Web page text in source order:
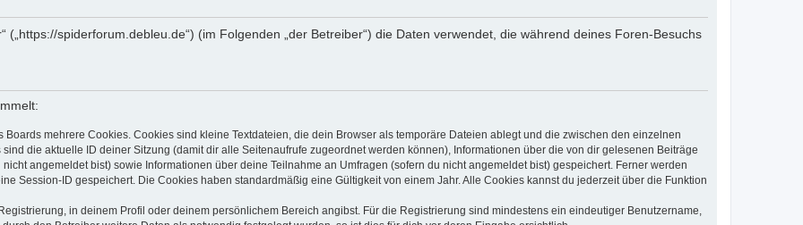
(„https://spiderforum.debleu.de“) (im Folgenden „der Betreiber“) die Daten verwendet, die während deines Foren-Besuchs
mehrere Cookies. Cookies sind kleine Textdateien, die dein Browser als temporäre Dateien ablegt und die zwischen den einzelnen
die aktuelle ID deiner Sitzung (damit dir alle Seitenaufrufe zugeordnet werden können), Informationen über die von dir gelesenen Beiträge
angemeldet bist) sowie Informationen über deine Teilnahme an Umfragen (sofern du nicht angemeldet bist) gespeichert. Ferner werden
Session-ID gespeichert. Die Cookies haben standardmäßig eine Gültigkeit von einem Jahr. Alle Cookies kannst du jederzeit über die Funktion
in deinem Profil oder deinem persönlichem Bereich angibst. Für die Registrierung sind mindestens ein eindeutiger Benutzername,